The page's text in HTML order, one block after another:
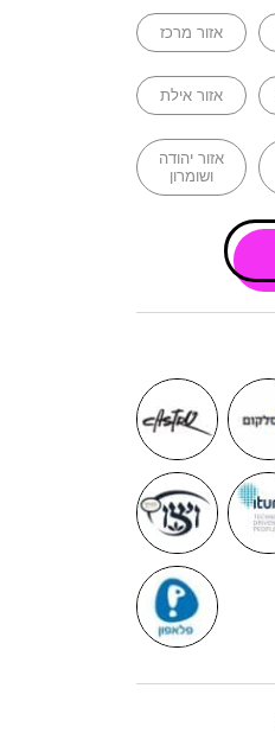
אזור מרכז
אזור אילת
אזור יהודה
ושומרון